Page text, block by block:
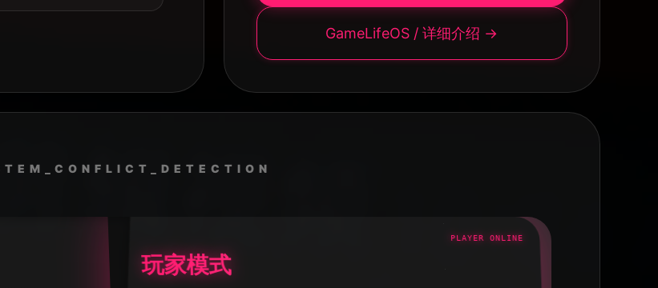
哄哄
“在群里能看见群主一直在反复优化，对群友提出的问题进行
解答。模板内容很丰富，使用说明完整，交互逻辑也很清晰，
自己进行个性化修改也完全没问题。总而言之物有所值，好”
GameLifeOS / 详细介绍 →
玩家模式